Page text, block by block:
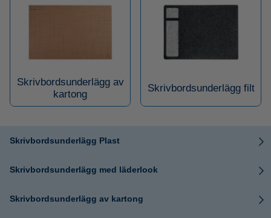
Skrivbordsunderlägg av
kartong
Skrivbordsunderlägg filt
Skrivbordsunderlägg Plast
Skrivbordsunderlägg med läderlook
Skrivbordsunderlägg av kartong